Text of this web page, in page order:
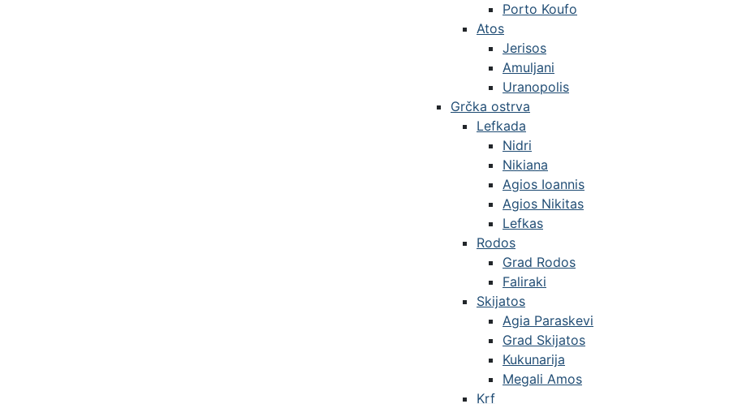
Porto Koufo
Atos
Jerisos
Amuljani
Uranopolis
Grčka ostrva
Lefkada
Nidri
Nikiana
Agios Ioannis
Agios Nikitas
Lefkas
Rodos
Grad Rodos
Faliraki
Skijatos
Agia Paraskevi
Grad Skijatos
Kukunarija
Megali Amos
Krf